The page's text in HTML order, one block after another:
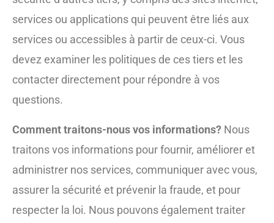
services ou applications qui peuvent être liés aux
services ou accessibles à partir de ceux-ci. Vous
devez examiner les politiques de ces tiers et les
contacter directement pour répondre à vos
questions.
Comment traitons-nous vos informations? Nous
traitons vos informations pour fournir, améliorer et
administrer nos services, communiquer avec vous,
assurer la sécurité et prévenir la fraude, et pour
respecter la loi. Nous pouvons également traiter